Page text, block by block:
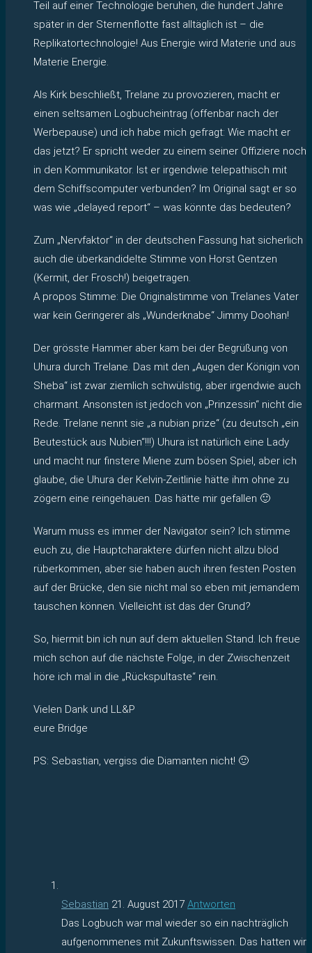
Teil auf einer Technologie beruhen, die hundert Jahre
später in der Sternenflotte fast alltäglich ist – die
Replikatortechnologie! Aus Energie wird Materie und aus
Materie Energie.
Als Kirk beschließt, Trelane zu provozieren, macht er
einen seltsamen Logbucheintrag (offenbar nach der
Werbepause) und ich habe mich gefragt: Wie macht er
das jetzt? Er spricht weder zu einem seiner Offiziere noch
in den Kommunikator. Ist er irgendwie telepathisch mit
dem Schiffscomputer verbunden? Im Original sagt er so
was wie „delayed report“ – was könnte das bedeuten?
Zum „Nervfaktor“ in der deutschen Fassung hat sicherlich
auch die überkandidelte Stimme von Horst Gentzen
(Kermit, der Frosch!) beigetragen.
A propos Stimme: Die Originalstimme von Trelanes Vater
war kein Geringerer als „Wunderknabe“ Jimmy Doohan!
Der grösste Hammer aber kam bei der Begrüßung von
Uhura durch Trelane. Das mit den „Augen der Königin von
Sheba“ ist zwar ziemlich schwülstig, aber irgendwie auch
charmant. Ansonsten ist jedoch von „Prinzessin“ nicht die
Rede. Trelane nennt sie „a nubian prize“ (zu deutsch „ein
Beutestück aus Nubien“!!!) Uhura ist natürlich eine Lady
und macht nur finstere Miene zum bösen Spiel, aber ich
glaube, die Uhura der Kelvin-Zeitlinie hätte ihm ohne zu
zögern eine reingehauen. Das hätte mir gefallen 🙂
Warum muss es immer der Navigator sein? Ich stimme
euch zu, die Hauptcharaktere dürfen nicht allzu blöd
rüberkommen, aber sie haben auch ihren festen Posten
auf der Brücke, den sie nicht mal so eben mit jemandem
tauschen können. Vielleicht ist das der Grund?
So, hiermit bin ich nun auf dem aktuellen Stand. Ich freue
mich schon auf die nächste Folge, in der Zwischenzeit
höre ich mal in die „Rückspultaste“ rein.
Vielen Dank und LL&P
eure Bridge
PS: Sebastian, vergiss die Diamanten nicht! 🙂
Sebastian 21. August 2017 Antworten
Das Logbuch war mal wieder so ein nachträglich
aufgenommenes mit Zukunftswissen. Das hatten wir